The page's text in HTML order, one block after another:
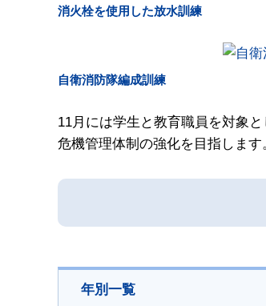
消火栓を使用した放水訓練
自衛消防隊編成訓練
11月には学生と教育職員を対象
危機管理体制の強化を目指します
年別一覧